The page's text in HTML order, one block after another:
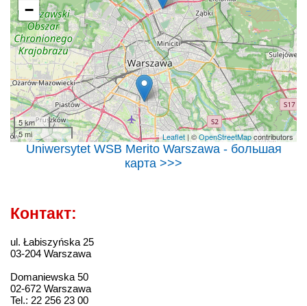
−
5 km
5 mi
Leaflet | ©OpenStreetMapcontributors
Uniwersytet WSB Merito Warszawa - большая
карта >>>
Контакт:
ul. Łabiszyńska 25
03-204 Warszawa
Domaniewska 50
02-672 Warszawa
Tel.: 22 256 23 00